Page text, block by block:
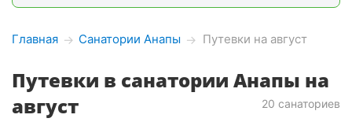
Главная → Санатории Анапы → Путевки на август
Путевки в санатории Анапы на
август
20 санаториев